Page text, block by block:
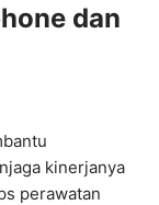
dan
kinerjanya
perawatan